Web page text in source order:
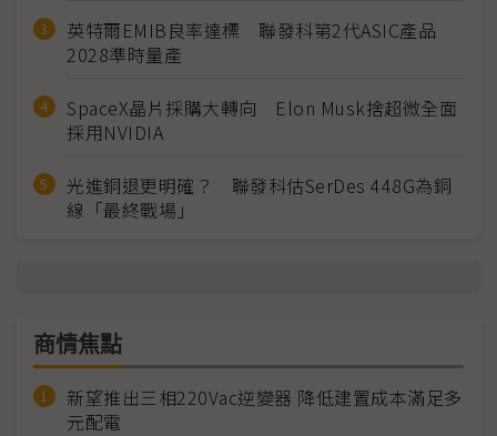
英特爾EMIB良率達標 聯發科第2代ASIC產品
2028準時量產
SpaceX晶片採購大轉向 Elon Musk捨超微全面
採用NVIDIA
光進銅退更明確？ 聯發科估SerDes 448G為銅
線「最終戰場」
商情焦點
新望推出三相220Vac逆變器 降低建置成本滿足多
元配電